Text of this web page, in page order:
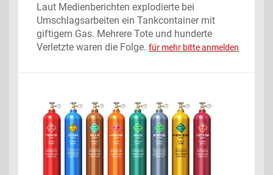
Laut Medienberichten explodierte bei
Umschlagsarbeiten ein Tankcontainer mit
giftigem Gas. Mehrere Tote und hunderte
Verletzte waren die Folge. für mehr bitte anmelden